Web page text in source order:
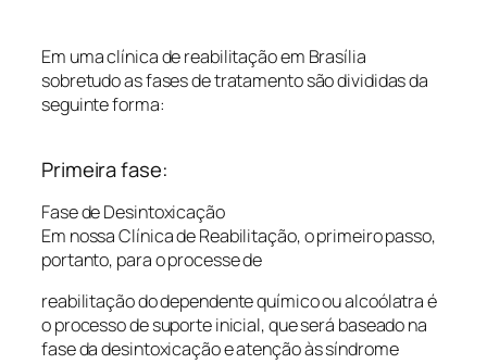
Em uma clínica de reabilitação em Brasília
sobretudo as fases de tratamento são divididas da
seguinte forma:
Primeira fase:
Fase de Desintoxicação
Em nossa Clínica de Reabilitação, o primeiro passo,
portanto, para o processe de
reabilitação do dependente químico ou alcoólatra é
o processo de suporte inicial, que será baseado na
fase da desintoxicação e atenção às síndrome